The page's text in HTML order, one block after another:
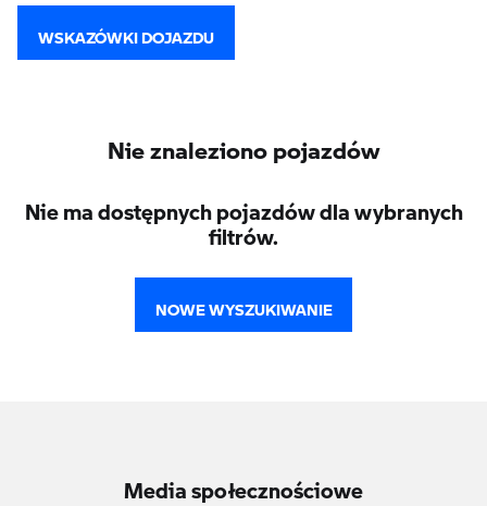
WSKAZÓWKI DOJAZDU
Nie znaleziono pojazdów
Nie ma dostępnych pojazdów dla wybranych
filtrów.
NOWE WYSZUKIWANIE
Media społecznościowe